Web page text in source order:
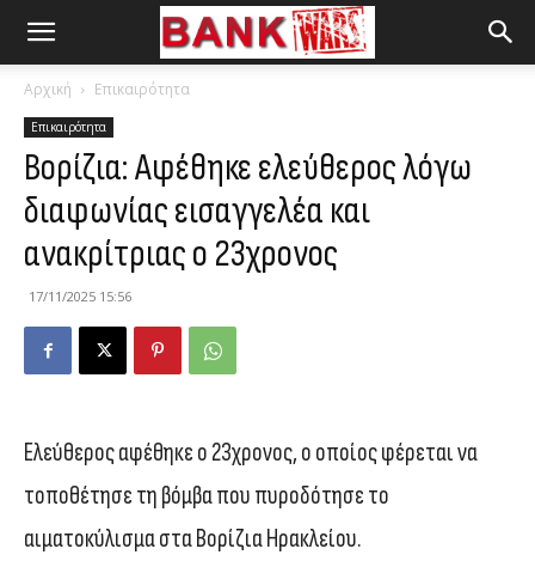
Αρχική Επικαιρότητα
Επικαιρότητα
Βορίζια: Αφέθηκε ελεύθερος λόγω
διαφωνίας εισαγγελέα και
ανακρίτριας ο 23χρονος
17/11/2025 15:56
Ελεύθερος αφέθηκε ο 23χρονος, ο οποίος φέρεται να
τοποθέτησε τη βόμβα που πυροδότησε το
αιματοκύλισμα στα Βορίζια Ηρακλείου.